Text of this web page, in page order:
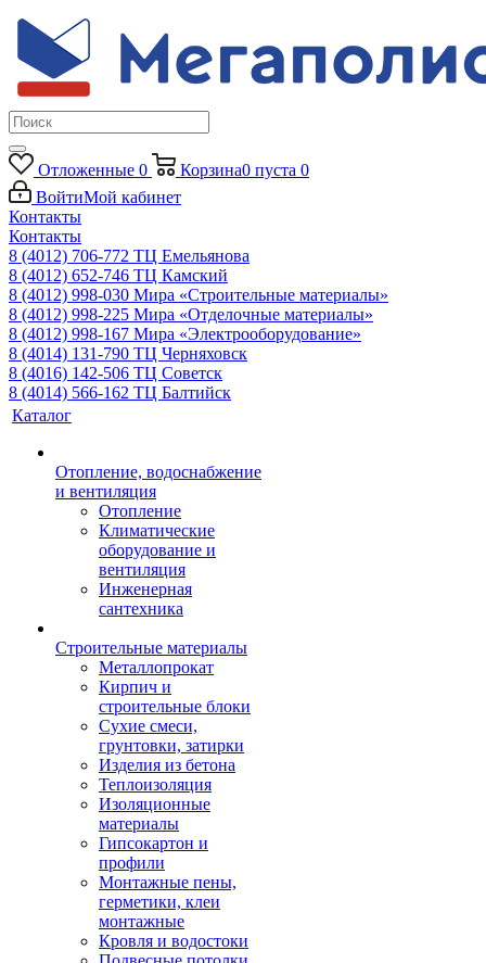
Отложенные 0 Корзина0 пуста 0
ВойтиМой кабинет
Контакты
Контакты
8 (4012) 706-772 ТЦ Емельянова
8 (4012) 652-746 ТЦ Камский
8 (4012) 998-030 Мира «Строительные материалы»
8 (4012) 998-225 Мира «Отделочные материалы»
8 (4012) 998-167 Мира «Электрооборудование»
8 (4014) 131-790 ТЦ Черняховск
8 (4016) 142-506 ТЦ Советск
8 (4014) 566-162 ТЦ Балтийск
Каталог
Отопление, водоснабжение
и вентиляция
Отопление
Климатические
оборудование и
вентиляция
Инженерная
сантехника
Строительные материалы
Металлопрокат
Кирпич и
строительные блоки
Сухие смеси,
грунтовки, затирки
Изделия из бетона
Теплоизоляция
Изоляционные
материалы
Гипсокартон и
профили
Монтажные пены,
герметики, клеи
монтажные
Кровля и водостоки